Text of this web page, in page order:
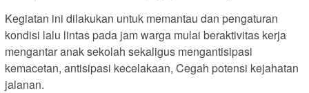
Kegiatan ini dilakukan untuk memantau dan pengaturan
kondisi lalu lintas pada jam warga mulai beraktivitas kerja
mengantar anak sekolah sekaligus mengantisipasi
kemacetan, antisipasi kecelakaan, Cegah potensi kejahatan
jalanan.